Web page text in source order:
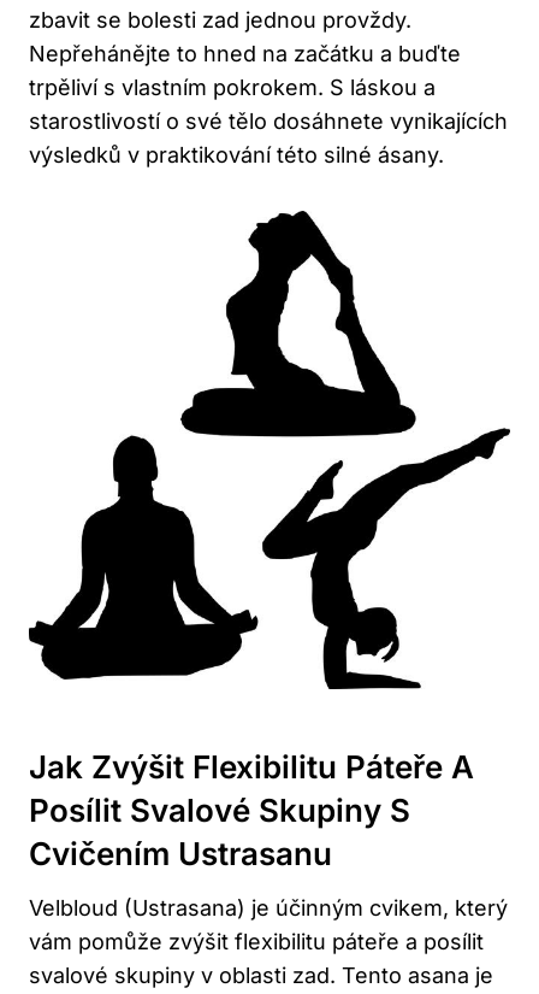
zbavit se bolesti zad⁢ jednou provždy.
Nepřehánějte to hned na začátku a buďte
trpěliví s vlastním pokrokem. S láskou a
starostlivostí o své tělo dosáhnete vynikajících
výsledků v praktikování této silné ásany.
Jak Zvýšit Flexibilitu ⁤páteře A
Posílit Svalové Skupiny S
Cvičením Ustrasanu
Velbloud (Ustrasana) je účinným cvikem, který
vám ⁢pomůže zvýšit flexibilitu páteře a posílit
svalové skupiny v oblasti zad. Tento asana je